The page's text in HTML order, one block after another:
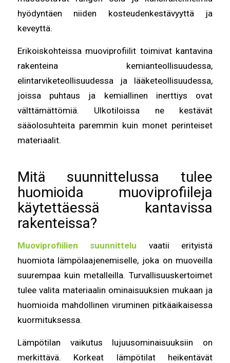
hyödyntäen niiden kosteudenkestävyyttä ja
keveyttä.
Erikoiskohteissa muoviprofiilit toimivat kantavina
rakenteina kemianteollisuudessa,
elintarviketeollisuudessa ja lääketeollisuudessa,
joissa puhtaus ja kemiallinen inerttiys ovat
välttämättömiä. Ulkotiloissa ne kestävät
sääolosuhteita paremmin kuin monet perinteiset
materiaalit.
Mitä suunnittelussa tulee
huomioida muoviprofiileja
käytettäessä kantavissa
rakenteissa?
Muoviprofiilien suunnittelu vaatii erityistä
huomiota lämpölaajenemiselle, joka on muoveilla
suurempaa kuin metalleilla. Turvallisuuskertoimet
tulee valita materiaalin ominaisuuksien mukaan ja
huomioida mahdollinen viruminen pitkäaikaisessa
kuormituksessa.
Lämpötilan vaikutus lujuusominaisuuksiin on
merkittävä. Korkeat lämpötilat heikentävät